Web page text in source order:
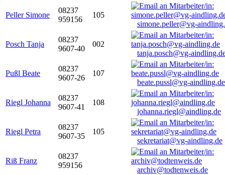
Peller Simone
08237
959156
105
simone.peller@vg-
Posch Tanja
08237
9607-40
002
tanja.posch@vg-
Pußl Beate
08237
9607-26
107
beate.pussl@vg-aindling.de
Riegl Johanna
08237
9607-41
108
johanna.riegl@aindling.de
Riegl Petra
08237
9607-35
105
sekretariat@vg-aindling.de
Riß Franz
08237
959156
archiv@todtenweis.de